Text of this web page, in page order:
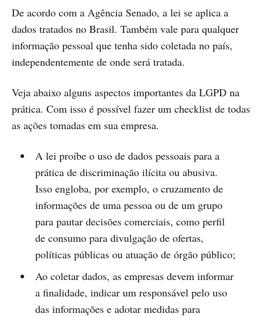
De acordo com a Agência Senado, a lei se aplica a
dados tratados no Brasil. Também vale para qualquer
informação pessoal que tenha sido coletada no país,
independentemente de onde será tratada.
Veja abaixo alguns aspectos importantes da LGPD na
prática. Com isso é possível fazer um checklist de todas
as ações tomadas em sua empresa.
A lei proíbe o uso de dados pessoais para a
prática de discriminação ilícita ou abusiva.
Isso engloba, por exemplo, o cruzamento de
informações de uma pessoa ou de um grupo
para pautar decisões comerciais, como perfil
de consumo para divulgação de ofertas,
políticas públicas ou atuação de órgão público;
Ao coletar dados, as empresas devem informar
a finalidade, indicar um responsável pelo uso
das informações e adotar medidas para